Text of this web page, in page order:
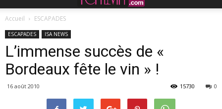
Accueil ESCAPADES
ESCAPADES ISA NEWS
L’immense succès de «
Bordeaux fête le vin » !
16 août 2010 0
15730